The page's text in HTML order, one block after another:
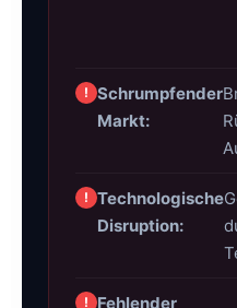
Schrumpfender
Markt:
Technologische
Disruption:
Fehlender